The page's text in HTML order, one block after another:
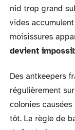
nid trop grand
vides
moisissures
devient
Des antkeepers
régulièrement
colonies
tôt. La règle de